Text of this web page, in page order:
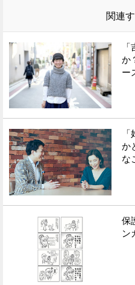
関連
か
ー
か
な
保
ン